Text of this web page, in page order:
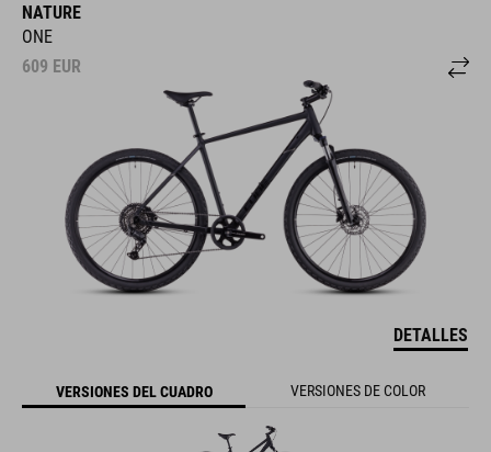
NATURE
ONE
609 EUR
DETALLES
VERSIONES DEL CUADRO VERSIONES DE COLOR